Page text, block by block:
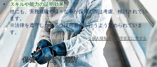
​スキルや能力の証明効果​​
他にも、実務経験や様々な事が採用の際は考慮、検討されてい
ます。
※法律を遵守した公正な採用選考を行うよう定められていま
す。
※個人情報適正管理規定に準ずる
保健・衛生・消防